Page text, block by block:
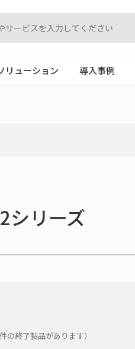
リューション 導入事例
シリーズ
件の終了製品があります）